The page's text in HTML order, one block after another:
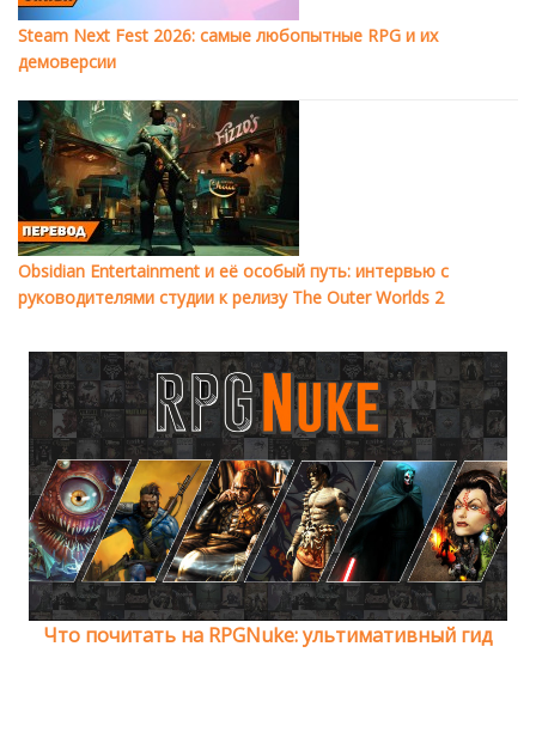
Steam Next Fest 2026: самые любопытные RPG и их
демоверсии
Obsidian Entertainment и её особый путь: интервью с
руководителями студии к релизу The Outer Worlds 2
Что почитать на RPGNuke: ультимативный гид